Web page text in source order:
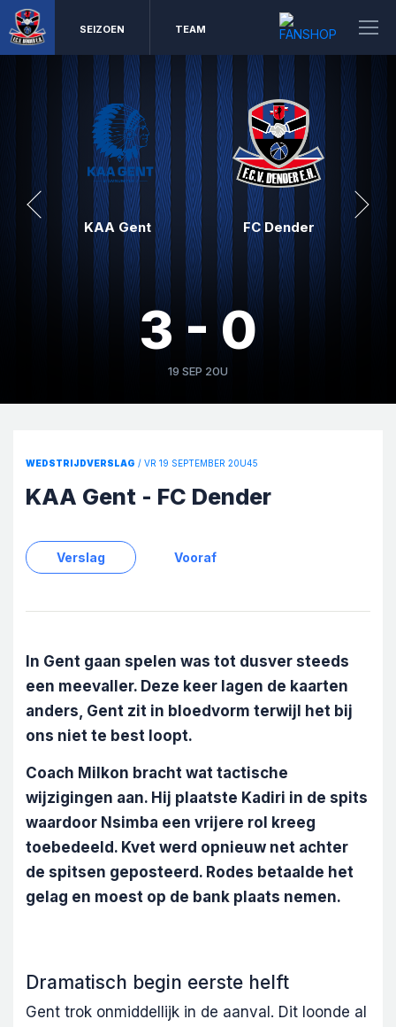
SEIZOEN TEAM
KAA Gent FC Dender
3 - 0
19 SEP 20U
WEDSTRIJDVERSLAG / VR 19 SEPTEMBER 20U45
KAA Gent - FC Dender
Verslag Vooraf
In Gent gaan spelen was tot dusver steeds
een meevaller. Deze keer lagen de kaarten
anders, Gent zit in bloedvorm terwijl het bij
ons niet te best loopt.
Coach Milkon bracht wat tactische
wijzigingen aan. Hij plaatste Kadiri in de spits
waardoor Nsimba een vrijere rol kreeg
toebedeeld. Kvet werd opnieuw net achter
de spitsen geposteerd. Rodes betaalde het
gelag en moest op de bank plaats nemen.
Dramatisch begin eerste helft
Gent trok onmiddellijk in de aanval. Dit loonde al